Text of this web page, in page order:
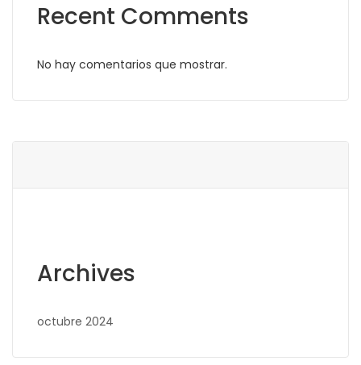
Recent Comments
No hay comentarios que mostrar.
Archives
octubre 2024